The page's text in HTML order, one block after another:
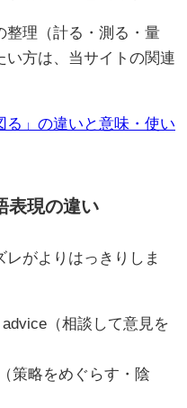
整理（計る・測る・量
い方は、当サイトの関連
る」の違いと意味・使い
表現の違い
がよりはっきりしま
advice（相談して意見を
策略をめぐらす・陰